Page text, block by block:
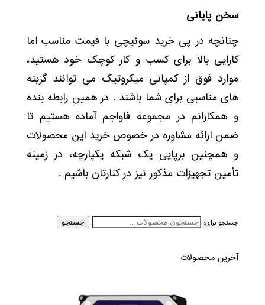
سخن پایانی
چنانچه در پی خرید سوئیچی با قیمت مناسب اما
کارایی بالا برای کسب و کار کوچک خود هستید،
موارد فوق از کمپانی میکروتیک می توانند گزینه
های مناسبی برای شما باشند . در همین رابطه بنده
و همکارانم در مجموعه فاواجم آماده هستیم تا
ضمن ارائه مشاوره در خصوص خرید این محصولات
و همچنین برپایی یک شبکه یکپارچه، در زمینه
تأمین تجهیزات مذکور نیز در کنارتان باشیم .
جستجو برای: جستجو
آخرین محصولات